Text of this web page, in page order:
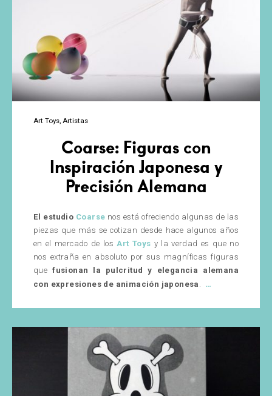
Art Toys Artistas
Coarse: Figuras con
Inspiración Japonesa y
Precisión Alemana
El estudio Coarse nos está ofreciendo algunas de las
piezas que más se cotizan desde hace algunos años
en el mercado de losArt Toys y la verdad es que no
nos extraña en absoluto por sus magníficas figuras
que fusionan la pulcritud y elegancia alemana
con expresiones de animación japonesa . …
con
Inspiración